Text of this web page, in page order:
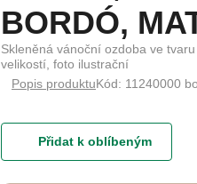
BORDÓ,
Skleněná vánoční ozdoba ve
velikostí, foto ilustrační
Popis produktuKód: 11240000
Přidat k oblíbeným